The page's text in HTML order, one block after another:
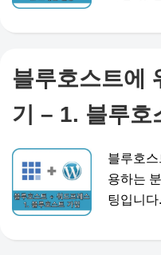
블루호스트에
기 – 1. 블루호
블루호
용하는
팅입니